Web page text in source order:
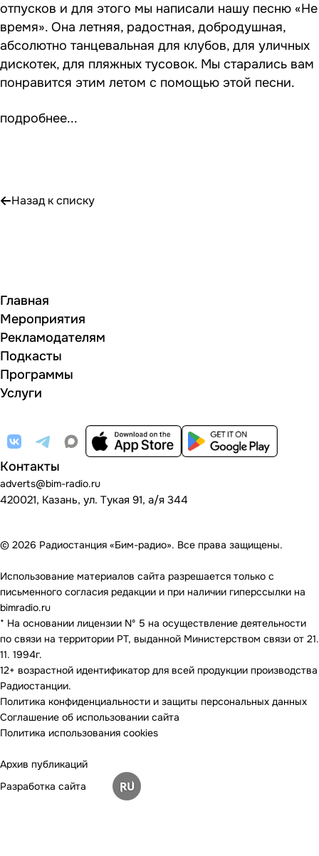
отпусков и для этого мы написали нашу песню «Не
время». Она летняя, радостная, добродушная,
абсолютно танцевальная для клубов, для уличных
дискотек, для пляжных тусовок. Мы старались вам
понравится этим летом с помощью этой песни.
подробнее...
Назад к списку
Главная
Мероприятия
Рекламодателям
Подкасты
Программы
Услуги
Контакты
adverts@bim-radio.ru
420021, Казань, ул. Тукая 91, а/я 344
© 2026 Радиостанция «Бим-радио». Все права защищены.
Использование материалов сайта разрешается только с
письменного согласия редакции и при наличии гиперссылки на
bimradio.ru
* На основании лицензии Nº 5 на осуществление деятельности
по связи на территории РТ, выданной Министерством связи от 21.
11. 1994г.
12+ возрастной идентификатор для всей продукции производства
Радиостанции.
Политика конфиденциальности и защиты персональных данных
Соглашение об использовании сайта
Политика использования cookies
Архив публикаций
Разработка сайта